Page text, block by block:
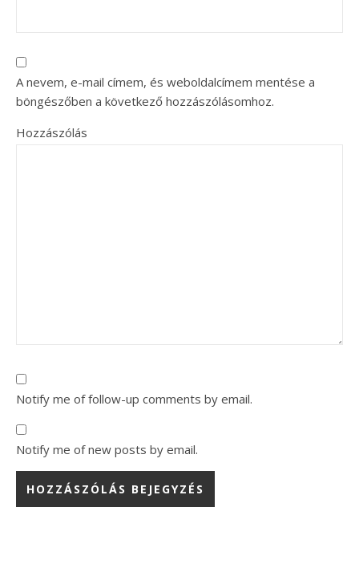
A nevem, e-mail címem, és weboldalcímem mentése a
böngészőben a következő hozzászólásomhoz.
Hozzászólás
Notify me of follow-up comments by email.
Notify me of new posts by email.